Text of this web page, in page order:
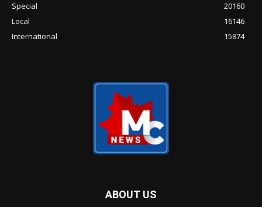
Special
20160
Local
16146
International
15874
ABOUT US